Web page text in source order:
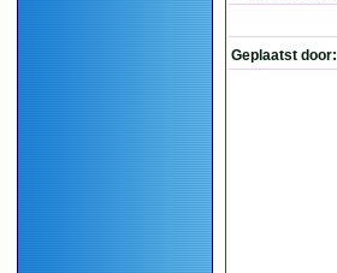
Geplaatst door: